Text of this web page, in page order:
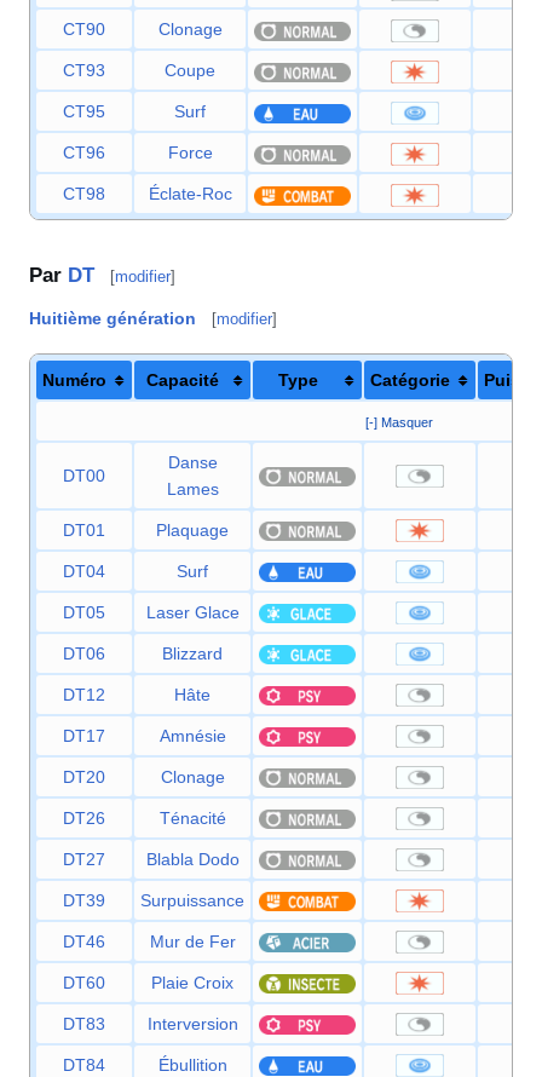
CT90 Clonage
CT93 Coupe
CT95 Surf
CT96 Force
CT98 Éclate-Roc
Par DT [modifier]
Huitième génération [modifier]
Numéro Capacité Type Catégorie
[-] Masquer
DT00
Danse
Lames
DT01 Plaquage
DT04 Surf
DT05 Laser Glace
DT06 Blizzard
DT12 Hâte
DT17 Amnésie
DT20 Clonage
DT26 Ténacité
DT27 Blabla Dodo
DT39 Surpuissance
DT46 Mur de Fer
DT60 Plaie Croix
DT83 Interversion
DT84 Ébullition